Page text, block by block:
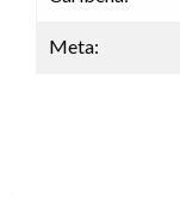
Meta: